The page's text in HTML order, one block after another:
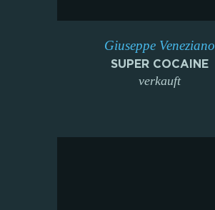
Giuseppe Veneziano
SUPER COCAINE
verkauft